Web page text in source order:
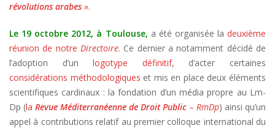
révolutions arabes ».
Le 19 octobre 2012, à Toulouse, a été organisée ladeuxième
réunion de notre Directoire. Ce dernier a notamment décidé de
l’adoption d’unlogotype définitif, d’acter certaines
considérations méthodologiques et mis en place deux éléments
scientifiques cardinaux : la fondation d’un média propre au Lm-
Dp (la Revue Méditerranéenne de Droit Public – RmDp) ainsi qu’un
appel à contributions relatif au premier colloque international du